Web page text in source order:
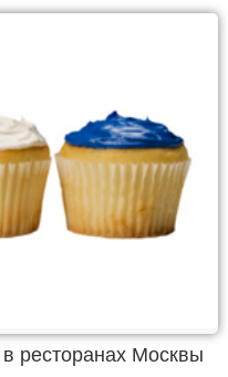
ресторанах Москвы